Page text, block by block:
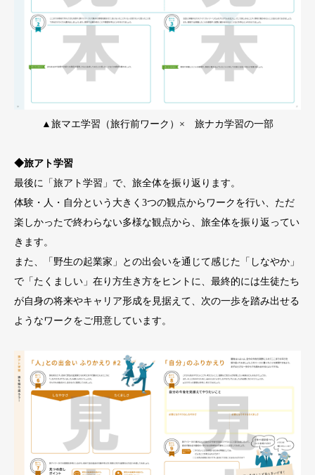
▲旅マエ学習（旅行前ワーク）× 旅ナカ学習の一部
◆旅アト学習
最後に「旅アト学習」で、旅全体を振り返ります。
体験・人・自分という大きく3つの観点からワークを行い、ただ
楽しかったで終わらない多様な観点から、旅全体を振り返ってい
きます。
また、「野生の起業家」との出会いを通じて感じた「しなやか」
で「たくましい」在り方生き方をヒントに、最終的には生徒たち
が自身の将来やキャリア形成を見据えて、次の一歩を踏み出せる
ようなワークをご用意しています。